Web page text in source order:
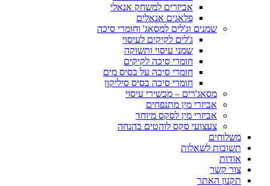
אביזרים למשחק אנאלי
פלאגים אנאלים
שמנים וג'לים למסאג' וחומרי סיכה
ג'לים לקיקים לעיסוי
שמני עיסוי ותשוקה
חומרי סיכה לקיקים
חומרי סיכה על בסיס מים
חומרי סיכה בסיס סיליקון
מסאג'רים – מכשירי עיסוי
אביזרי מין מתנפחים
אביזרי מין לסקס מיוחד
צעצועי סקס לוהטים בהנחה
משלוחים
תשובות לשאלות
אודות
צור קשר
תקנון האתר